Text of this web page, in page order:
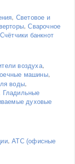
Световое и
,Сварочное
Счётчики банкнот
воздуха,
машины,
воды
Гладильные
духовые
,АТС (офисные